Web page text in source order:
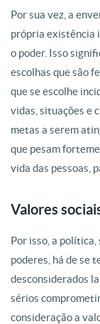
Por sua vez, a
própria existência
o poder. Isso
escolhas que são
que se escolhe
vidas, situações e
metas a serem
que pesam
vida das pessoas,
Valores
Por isso, a
poderes, há de se
desconsiderados
sérios
consideração a